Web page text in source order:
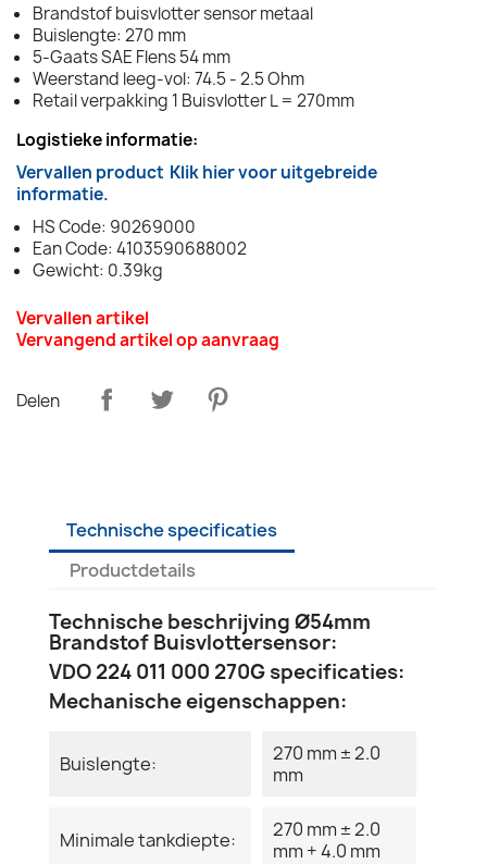
Brandstof buisvlotter sensor metaal
Buislengte: 270 mm
5-Gaats SAE Flens 54 mm
Weerstand leeg-vol: 74.5 - 2.5 Ohm
Retail verpakking 1 Buisvlotter L = 270mm
Logistieke informatie:
Vervallen product Klik hier voor uitgebreide
informatie.
HS Code: 90269000
Ean Code: 4103590688002
Gewicht: 0.39kg
Vervallen artikel
Vervangend artikel op aanvraag
Delen
Technische specificaties
Productdetails
Technische beschrijving Ø54mm
Brandstof Buisvlottersensor:
VDO 224 011 000 270G specificaties:
Mechanische eigenschappen:
Buislengte:
270 mm ± 2.0
mm
Minimale tankdiepte:
270 mm ± 2.0
mm + 4.0 mm